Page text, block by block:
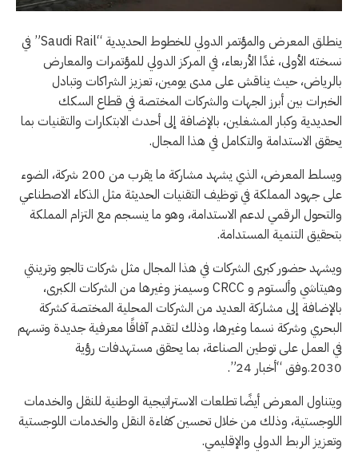
ينطلق المعرض والمؤتمر الدولي للخطوط الحديدية “Saudi Rail” في
نسخته الأولى، غدًا الأربعاء، في المركز الدولي للمؤتمرات والمعارض
بالرياض، حيث يناقش على مدى يومين، تعزيز الشراكات وتبادل
الخبرات بين أبرز الجهات والشركات المختصة في قطاع السكك
الحديدية وكبار المشغلين، بالإضافة إلى أحدث الابتكارات والتقنيات بما
يحقق الاستدامة والتكامل في هذا المجال.
ويسلط المعرض، الذي يشهد مشاركة ما يقرب من 200 شركة، الضوء
على جهود المملكة في توظيف التقنيات الحديثة مثل الذكاء الاصطناعي
والتحول الرقمي لدعم الاستدامة، وهو ما ينسجم مع التزام المملكة
بتحقيق التنمية المستدامة.
ويشهد حضور كبرى الشركات في هذا المجال مثل شركات تالجو وترينتي
وهيتاشي وألستوم و CRCC وسيمنز وغيرها من الشركات الكبرى،
بالإضافة إلى مشاركة العديد من الشركات المحلية المختصة كشركة
البحري وشركة نسما وغيرها، وذلك لتقدم آفاقًا معرفية جديدة وتسهم
في العمل على توطين الصناعة، بما يحقق مستهدفات رؤية
2030.وفق “أخبار 24”.
ويتناول المعرض أيضًا تطلعات الاستراتيجية الوطنية للنقل والخدمات
اللوجستية، وذلك من خلال تحسين كفاءة النقل والخدمات اللوجستية
وتعزيز الربط الدولي والإقليمي.